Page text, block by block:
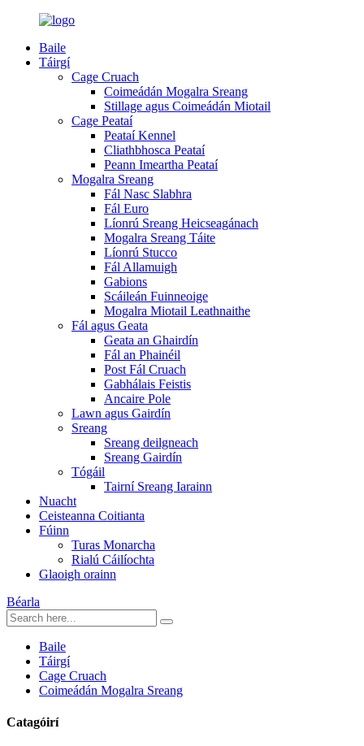
Baile
Táirgí
Cage Cruach
Coimeádán Mogalra Sreang
Stillage agus Coimeádán Miotail
Cage Peataí
Peataí Kennel
Cliathbhosca Peataí
Peann Imeartha Peataí
Mogalra Sreang
Fál Nasc Slabhra
Fál Euro
Líonrú Sreang Heicseagánach
Mogalra Sreang Táite
Líonrú Stucco
Fál Allamuigh
Gabions
Scáileán Fuinneoige
Mogalra Miotail Leathnaithe
Fál agus Geata
Geata an Ghairdín
Fál an Phainéil
Post Fál Cruach
Gabhálais Feistis
Ancaire Pole
Lawn agus Gairdín
Sreang
Sreang deilgneach
Sreang Gairdín
Tógáil
Tairní Sreang Iarainn
Nuacht
Ceisteanna Coitianta
Fúinn
Turas Monarcha
Rialú Cáilíochta
Glaoigh orainn
Béarla
Baile
Táirgí
Cage Cruach
Coimeádán Mogalra Sreang
Catagóirí